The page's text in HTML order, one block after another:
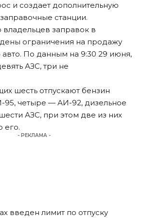
и создает дополнительную
станции.
заправок в
ограничения на продажу
По данным на 9:30 29 июня,
АЗС, три не
шесть отпускают бензин
четыре — АИ-92, дизельное
АЗС, при этом две из них
его.
- РЕКЛАМА -
введен лимит по отпуску